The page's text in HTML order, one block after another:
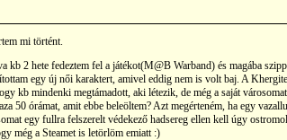
mi történt.
kb 2 hete fedeztem fel a játékot(M@B Warband) és magába
egy új női karaktert, amivel eddig nem is volt baj. A
kb mindenki megtámadott, aki létezik, de még a saját
50 órámat, amit ebbe beleöltem? Azt megérteném, ha egy
egy fullra felszerelt védekező hadsereg ellen kell úgy
még a Steamet is letörlöm emiatt :)